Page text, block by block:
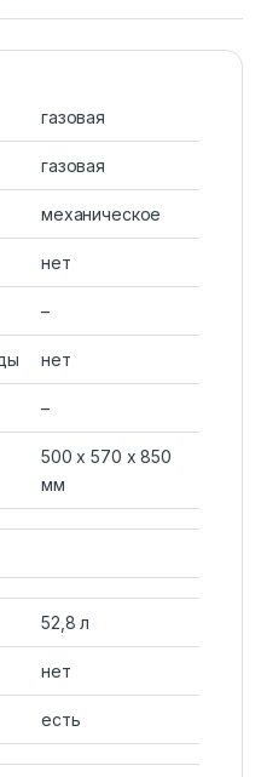
газовая
газовая
механическое
нет
–
нет
–
500 х 570 х 850
мм
52,8 л
нет
есть